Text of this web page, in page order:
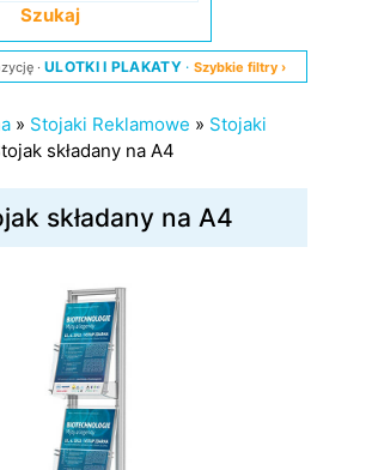
Szukaj
ULOTKI I PLAKATY Szybkie filtry ›
» Stojaki Reklamowe » Stojaki
składany na A4
składany na A4